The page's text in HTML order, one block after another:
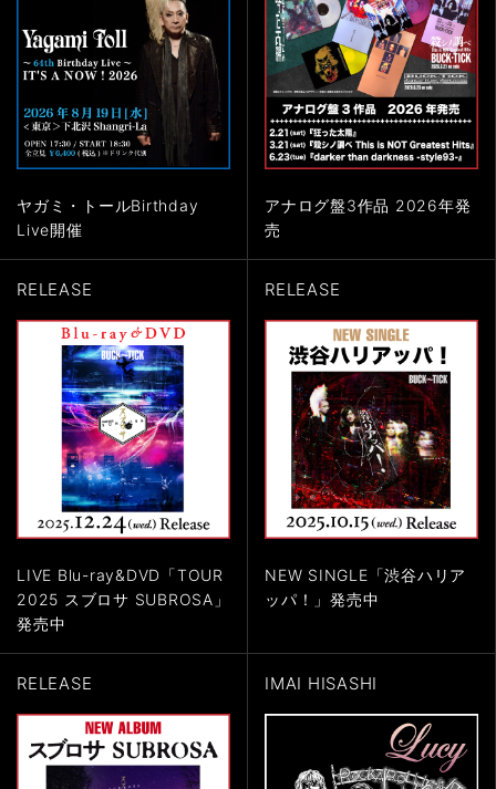
ヤガミ・トールBirthday
Live開催
アナログ盤3作品 2026年発
売
RELEASE
LIVE Blu-ray&DVD「TOUR
2025 スブロサ SUBROSA」
発売中
RELEASE
NEW SINGLE「渋谷ハリア
ッパ！」発売中
RELEASE IMAI HISASHI